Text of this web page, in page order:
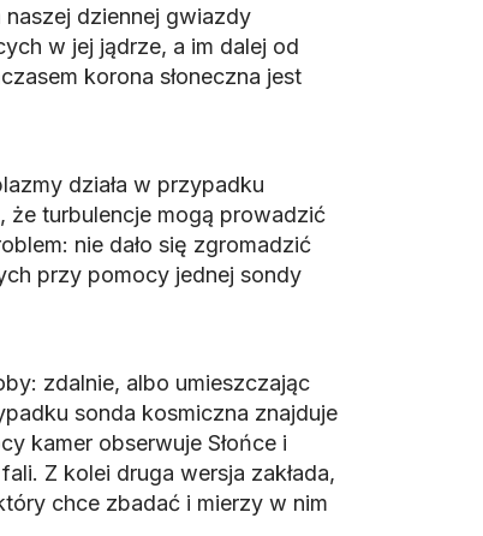
dziennej gwiazdy
w jej jądrze, a im dalej od
korona słoneczna jest
działa w przypadku
że turbulencje mogą prowadzić
nie dało się zgromadzić
przy pomocy jednej sondy
zdalnie, albo umieszczając
sonda kosmiczna znajduje
kamer obserwuje Słońce i
Z kolei druga wersja zakłada,
chce zbadać i mierzy w nim